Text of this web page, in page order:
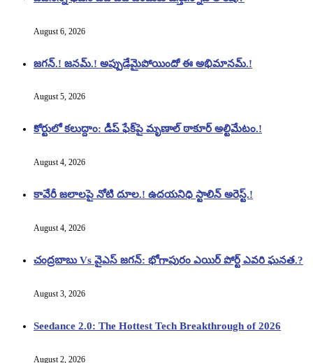
August 6, 2026
జగన్.! జనమ్.! అప్పుడేమైపోయిందో ఈ అభిమానమ్.!
August 5, 2026
కోర్టులో కలుద్దాం: డీప్ ఫేక్‌పై మృణాల్ ఠాకూర్ అల్టిమేటం.!
August 4, 2026
కావేరీ జలాలపై నోటి దూల.! ఉదయనిధి స్టాలిన్ అరెస్ట్.!
August 4, 2026
చంద్రబాబు Vs వైఎస్ జగన్: భోగాపురం ఎయిర్ పోర్ట్ ఎవరి ఘనత.?
August 3, 2026
Seedance 2.0: The Hottest Tech Breakthrough of 2026
August 2, 2026